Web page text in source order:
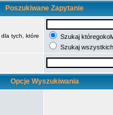
Poszukiwane Zapytanie
dla tych, które
Szukaj
Szukaj wszystkich
Opcje Wyszukiwania